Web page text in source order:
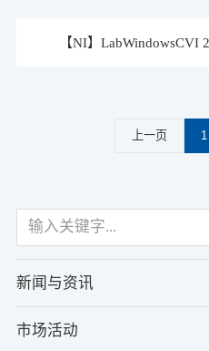
【NI】LabWindowsCVI
上一页 1
新闻与资讯
市场活动